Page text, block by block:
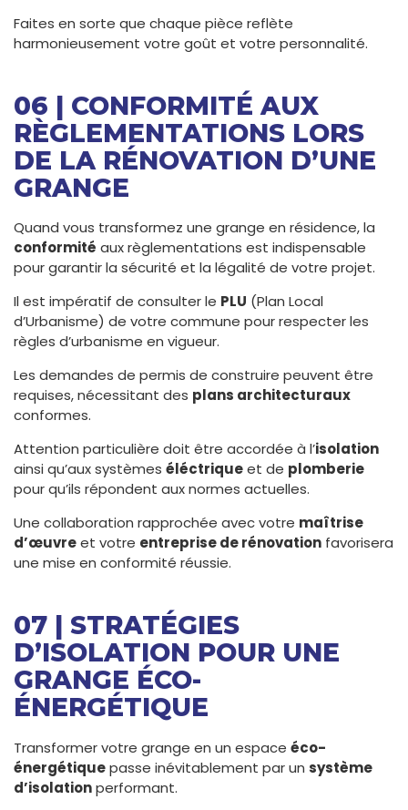
Faites en sorte que chaque pièce reflète
harmonieusement votre goût et votre personnalité.
06 | CONFORMITÉ AUX
RÈGLEMENTATIONS LORS
DE LA RÉNOVATION D’UNE
GRANGE
Quand vous transformez une grange en résidence, la
conformité aux règlementations est indispensable
pour garantir la sécurité et la légalité de votre projet.
Il est impératif de consulter le PLU (Plan Local
d’Urbanisme) de votre commune pour respecter les
règles d’urbanisme en vigueur.
Les demandes de permis de construire peuvent être
requises, nécessitant des plans architecturaux
conformes.
Attention particulière doit être accordée à l’isolation
ainsi qu’aux systèmes éléctriqueet de plomberie
pour qu’ils répondent aux normes actuelles.
Une collaboration rapprochée avec votre maîtrise
d’œuvreet votre entreprise de rénovation favorisera
une mise en conformité réussie.
07 | STRATÉGIES
D’ISOLATION POUR UNE
GRANGE ÉCO-
ÉNERGÉTIQUE
Transformer votre grange en un espace éco-
énergétiquepasse inévitablement par un système
d’isolationperformant.